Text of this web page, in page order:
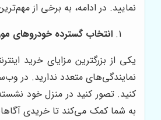
نمایید. در ادامه، به برخی از
انتخاب گسترده خودروهای
یکی از بزرگترین مزایای خرید
نمایندگی‌های متعدد ندارید. در
کنید. تصور کنید در منزل خود
به شما کمک می‌کند تا خریدی